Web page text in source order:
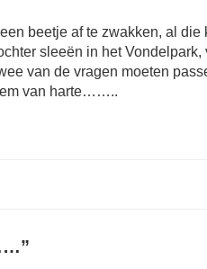
beetje af te zwakken, al
sleeën in het
van de vragen moeten
van harte……..
”